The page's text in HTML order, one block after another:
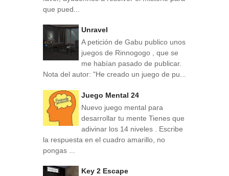
que pued...
Unravel
A petición de Gabu publico unos
juegos de Rinnogogo , que se
me habían pasado de publicar.
Nota del autor: "He creado un juego de pu...
Juego Mental 24
Nuevo juego mental para
desarrollar tu mente Tienes que
adivinar los 14 niveles . Escribe
la respuesta en el cuadro amarillo, no
pongas ...
Key 2 Escape